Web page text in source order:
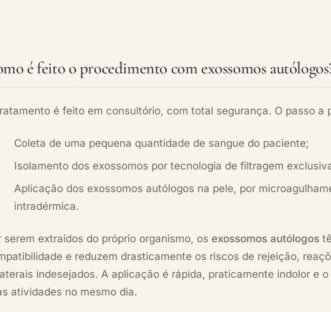
é feito o procedimento com exossomos
é feito em consultório, com total segurança. O passo a
Coleta de uma pequena quantidade de sangue do paciente;
Isolamento dos exossomos por tecnologia de filtragem
Aplicação dos exossomos autólogos na pele, por
intradérmica.
serem extraídos do próprio organismo, os exossomos autólogos
e reduzem drasticamente os riscos de rejeição,
indesejados. A aplicação é rápida, praticamente indolor e
atividades no mesmo dia.